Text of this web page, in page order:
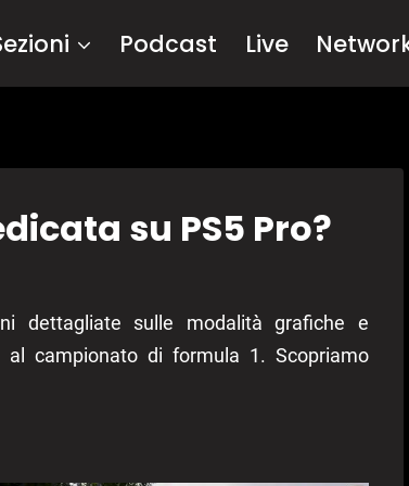
Podcast Live
su PS5 Pro?
dettagliate sulle modalità grafiche e
campionato di formula 1. Scopriamo